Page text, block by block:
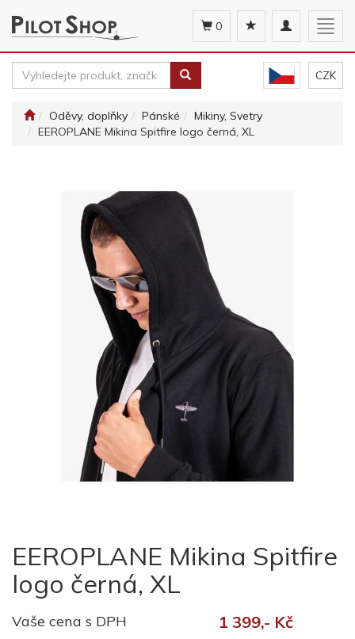
Toggle
navigation
0
CZK
Oděvy, doplňky Pánské
Mikiny, Svetry
EEROPLANE Mikina Spitfire logo černá, XL
EEROPLANE Mikina Spitfire
logo černá, XL
Vaše cena s DPH 1 399,- Kč